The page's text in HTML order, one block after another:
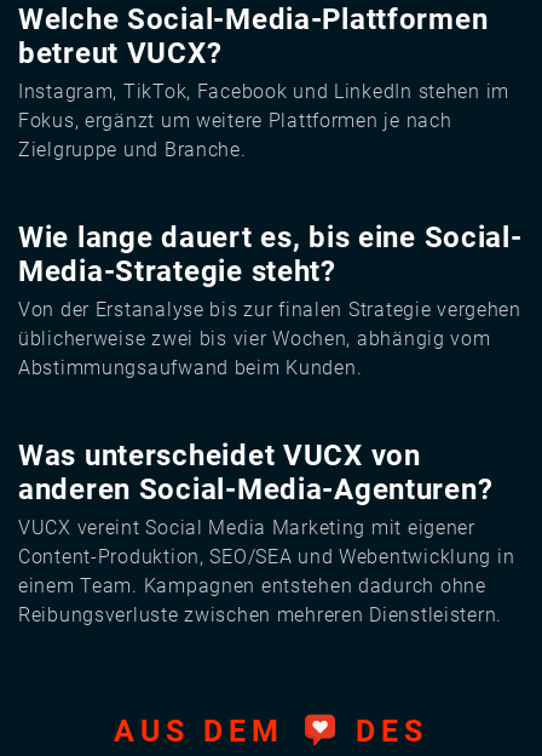
Welche Social-Media-Plattformen
betreut VUCX?
Instagram, TikTok, Facebook und LinkedIn stehen im
Fokus, ergänzt um weitere Plattformen je nach
Zielgruppe und Branche.
Wie lange dauert es, bis eine Social-
Media-Strategie steht?
Von der Erstanalyse bis zur finalen Strategie vergehen
üblicherweise zwei bis vier Wochen, abhängig vom
Abstimmungsaufwand beim Kunden.
Was unterscheidet VUCX von
anderen Social-Media-Agenturen?
VUCX vereint Social Media Marketing mit eigener
Content-Produktion, SEO/SEA und Webentwicklung in
einem Team. Kampagnen entstehen dadurch ohne
Reibungsverluste zwischen mehreren Dienstleistern.
AUS DEM
DES